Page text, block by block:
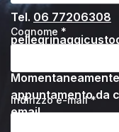
Tel. 06 77206308
appuntamento da
email.
Cognome *
Indirizzo e-mail *